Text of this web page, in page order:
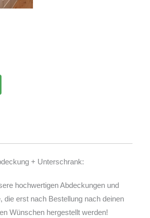
+ Unterschrank:
hochwertigen Abdeckungen und
die erst nach Bestellung nach deinen
Wünschen hergestellt werden!